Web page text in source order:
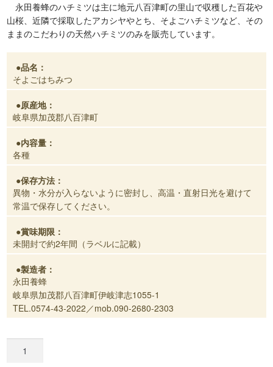
永田養蜂のハチミツは主に地元八百津町の里山で収穫した百花や
山桜、近隣で採取したアカシヤやとち、そよごハチミツなど、その
ままのこだわりの天然ハチミツのみを販売しています。
品名：
そよごはちみつ
原産地：
岐阜県加茂郡八百津町
内容量：
各種
保存方法：
異物・水分が入らないように密封し、高温・直射日光を避けて
常温で保存してください。
賞味期限：
未開封で約2年間（ラベルに記載）
製造者：
永田養蜂
岐阜県加茂郡八百津町伊岐津志1055-1
TEL.0574-43-2022／mob.090-2680-2303